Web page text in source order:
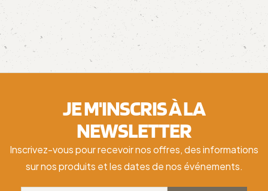
JE M'INSCRIS À LA
NEWSLETTER
Inscrivez-vous pour recevoir nos offres, des informations
sur nos produits et les dates de nos événements.